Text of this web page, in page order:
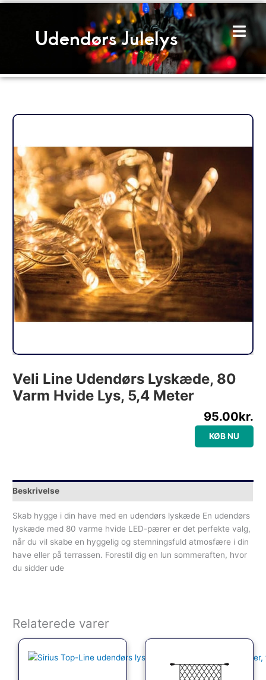
Gå
Udendørs Julelys
Veli Line Udendørs Lyskæde, 80
Varm Hvide Lys, 5,4 Meter
95.00kr.
KØB NU
Beskrivelse
Skab hygge i din have med en udendørs lyskæde En udendørs
lyskæde med 80 varme hvide LED-pærer er det perfekte valg,
når du vil skabe en hyggelig og stemningsfuld atmosfære i din
have eller på terrassen. Forestil dig en lun sommeraften, hvor
du sidder ude
Relaterede varer
Den oprindelige pris var: 62.00kr..
Den aktuelle pris er: 57.00kr..